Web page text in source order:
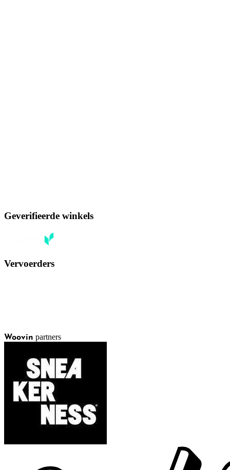
Geverifieerde winkels
Vervoerders
Woovin partners